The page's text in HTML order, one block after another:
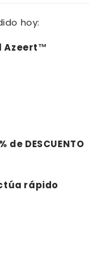
hoy:
Azeert™
de DESCUENTO
rápido